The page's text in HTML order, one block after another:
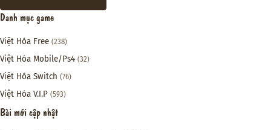
Danh mục game
Việt Hóa Free (238)
Việt Hóa Mobile/Ps4 (32)
Việt Hóa Switch (76)
Việt Hóa V.I.P (593)
Bài mới cập nhật